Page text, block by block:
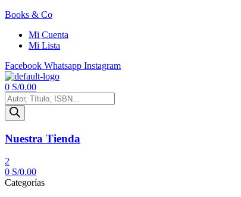
Books & Co
Mi Cuenta
Mi Lista
Facebook Whatsapp Instagram
Menú
0 S/0.00
Búsqueda
de
productos
Nuestra Tienda
2
0 S/0.00
Categorías